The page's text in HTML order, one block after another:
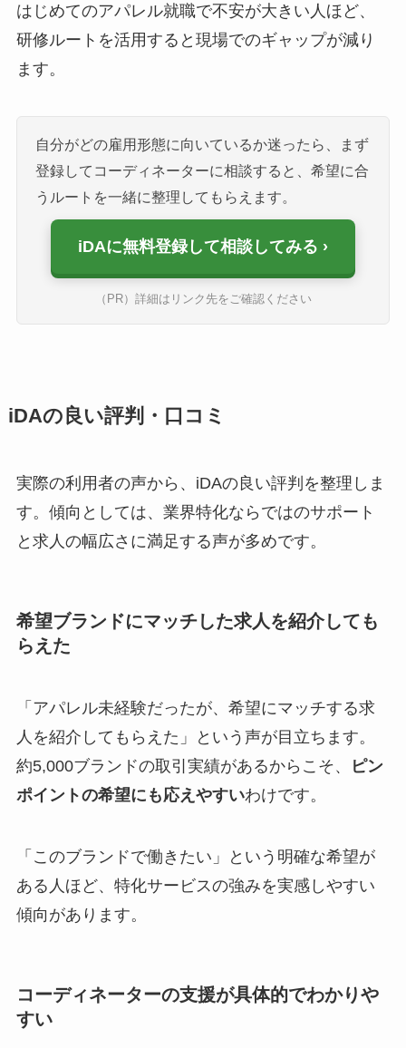
はじめてのアパレル就職で不安が大きい人ほど、
研修ルートを活用すると現場でのギャップが減り
ます。
自分がどの雇用形態に向いているか迷ったら、まず
登録してコーディネーターに相談すると、希望に合
うルートを一緒に整理してもらえます。
iDAに無料登録して相談してみる
（PR）詳細はリンク先をご確認ください
iDAの良い評判・口コミ
実際の利用者の声から、iDAの良い評判を整理しま
す。傾向としては、業界特化ならではのサポート
と求人の幅広さに満足する声が多めです。
希望ブランドにマッチした求人を紹介しても
らえた
「アパレル未経験だったが、希望にマッチする求
人を紹介してもらえた」という声が目立ちます。
約5,000ブランドの取引実績があるからこそ、
ピン
ポイントの希望にも応えやすいわけです。
「このブランドで働きたい」という明確な希望が
ある人ほど、特化サービスの強みを実感しやすい
傾向があります。
コーディネーターの支援が具体的でわかりや
すい